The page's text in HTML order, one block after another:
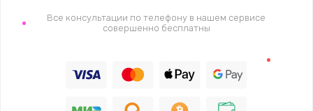
1400 руб.
Восстановление цепи питания, пайка
Все консультации по телефону в нашем сервисе
совершенно бесплатны